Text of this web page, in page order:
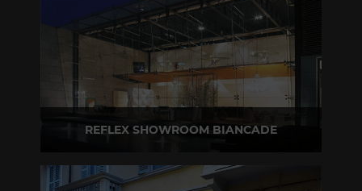
REFLEX SHOWROOM BIANCADE
T +39 0422 849201